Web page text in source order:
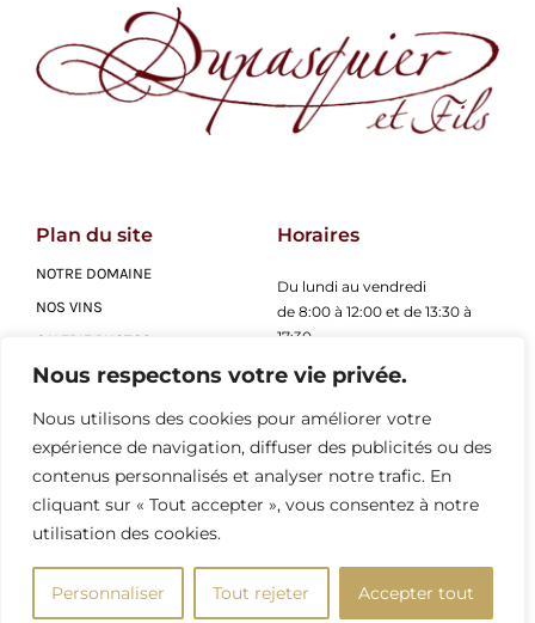
Nous respectons votre vie privée.
Nous utilisons des cookies pour améliorer votre
expérience de navigation, diffuser des publicités ou des
contenus personnalisés et analyser notre trafic. En
cliquant sur « Tout accepter », vous consentez à notre
utilisation des cookies.
Personnaliser Tout rejeter Accepter tout
Plan du site
NOTRE DOMAINE
NOS VINS
GALERIE PHOTOS
ACTUALITÉS
Horaires
Du lundi au vendredi
de 8:00 à 12:00 et de 13:30 à
17:30
Adresse
4 Route de Nuits St Georges,
Contact
Tél. 03 80 61 13 78
Email : contact@domainedupasquier.com